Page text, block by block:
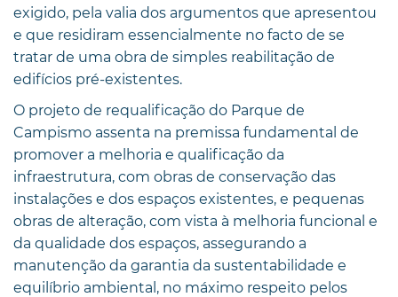
exigido, pela valia dos argumentos que apresentou
e que residiram essencialmente no facto de se
tratar de uma obra de simples reabilitação de
edifícios pré-existentes.
O projeto de requalificação do Parque de
Campismo assenta na premissa fundamental de
promover a melhoria e qualificação da
infraestrutura, com obras de conservação das
instalações e dos espaços existentes, e pequenas
obras de alteração, com vista à melhoria funcional e
da qualidade dos espaços, assegurando a
manutenção da garantia da sustentabilidade e
equilíbrio ambiental, no máximo respeito pelos